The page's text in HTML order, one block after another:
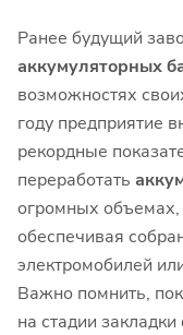
Ранее будущий
аккумуляторных
возможностях
году предприятие
рекордные
переработать
огромных
обеспечивая
электромобилей
Важно помнить,
на стадии